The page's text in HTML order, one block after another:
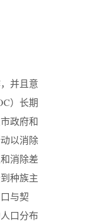
并且意
）长期
政府和
以消除
消除差
种族主
与契
口分布